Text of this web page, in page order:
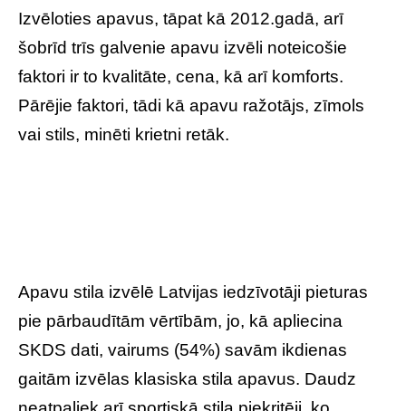
Izvēloties apavus, tāpat kā 2012.gadā, arī
šobrīd trīs galvenie apavu izvēli noteicošie
faktori ir to kvalitāte, cena, kā arī komforts.
Pārējie faktori, tādi kā apavu ražotājs, zīmols
vai stils, minēti krietni retāk.
Apavu stila izvēlē Latvijas iedzīvotāji pieturas
pie pārbaudītām vērtībām, jo, kā apliecina
SKDS dati, vairums (54%) savām ikdienas
gaitām izvēlas klasiska stila apavus. Daudz